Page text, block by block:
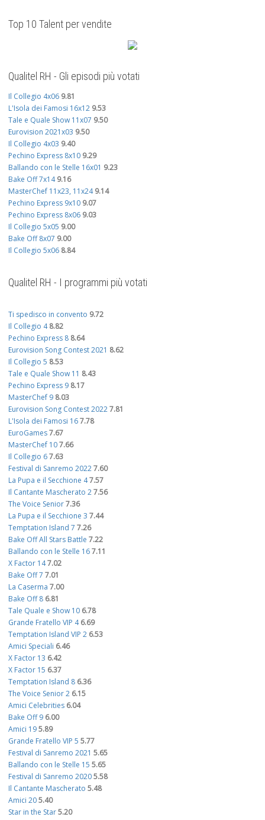
Top 10 Talent per vendite
Qualitel RH - Gli episodi più votati
Il Collegio 4x06 9.81
L'Isola dei Famosi 16x12 9.53
Tale e Quale Show 11x07 9.50
Eurovision 2021x03 9.50
Il Collegio 4x03 9.40
Pechino Express 8x10 9.29
Ballando con le Stelle 16x01 9.23
Bake Off 7x14 9.16
MasterChef 11x23, 11x24 9.14
Pechino Express 9x10 9.07
Pechino Express 8x06 9.03
Il Collegio 5x05 9.00
Bake Off 8x07 9.00
Il Collegio 5x06 8.84
Qualitel RH - I programmi più votati
Ti spedisco in convento 9.72
Il Collegio 4 8.82
Pechino Express 8 8.64
Eurovision Song Contest 2021 8.62
Il Collegio 5 8.53
Tale e Quale Show 11 8.43
Pechino Express 9 8.17
MasterChef 9 8.03
Eurovision Song Contest 20227.81
L'Isola dei Famosi 167.78
EuroGames7.67
MasterChef 107.66
Il Collegio 67.63
Festival di Sanremo 20227.60
La Pupa e il Secchione 47.57
Il Cantante Mascherato 27.56
The Voice Senior7.36
La Pupa e il Secchione 3 7.44
Temptation Island 7 7.26
Bake Off All Stars Battle 7.22
Ballando con le Stelle 167.11
X Factor 147.02
Bake Off 7 7.01
La Caserma 7.00
Bake Off 8 6.81
Tale Quale e Show 10 6.78
Grande Fratello VIP 4 6.69
Temptation Island VIP 2 6.53
Amici Speciali 6.46
X Factor 13 6.42
X Factor 15 6.37
Temptation Island 8 6.36
The Voice Senior 2 6.15
Amici Celebrities 6.04
Bake Off 9 6.00
Amici 195.89
Grande Fratello VIP 5 5.77
Festival di Sanremo 2021 5.65
Ballando con le Stelle 15 5.65
Festival di Sanremo 20205.58
Il Cantante Mascherato 5.48
Amici 205.40
Star in the Star5.20